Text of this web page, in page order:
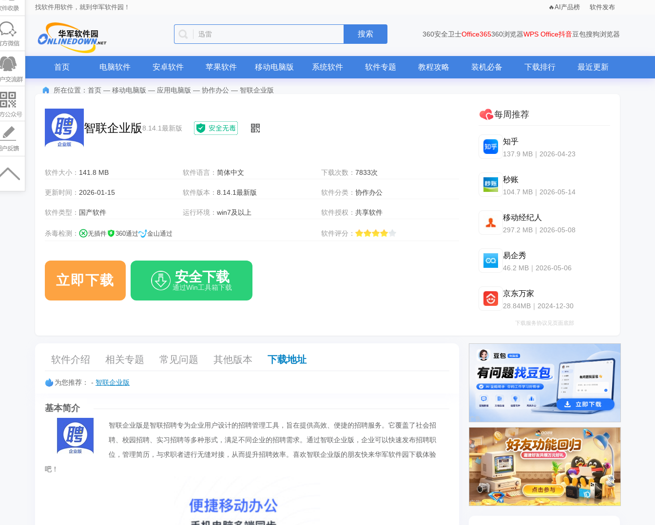
找软件用软件，就到华军软件园！ AI产品榜 软件发布
迅雷 搜索 360安全卫士Office365360浏览器WPS Office抖音豆包搜狗浏览器
首页 电脑软件 安卓软件 苹果软件 移动电脑版 系统软件 软件专题 教程攻略 装机必备 下载排行 最近更新
所在位置： 首页 — 移动电脑版 — 应用电脑版 — 协作办公 — 智联企业版
智联企业版8.14.1最新版
软件大小： 141.8 MB 软件语言：简体中文 下载次数： 7833次
更新时间： 2026-01-15 软件版本：8.14.1最新版 软件分类： 协作办公
软件类型： 国产软件 运行环境：win7及以上 软件授权： 共享软件
杀毒检测： 无插件 360通过 金山通过 软件评分：
立即下载 安全下载
通过Win工具箱下载
每周推荐
知乎
137.9 MB｜2026-04-23
秒账
104.7 MB｜2026-05-14
移动经纪人
297.2 MB｜2026-05-08
易企秀
46.2 MB｜2026-05-06
京东万家
28.84MB｜2024-12-30
下载服务协议见页面底部
软件介绍 相关专题 常见问题 其他版本 下载地址
为您推荐： - 智联企业版
基本简介
智联企业版是智联招聘专为企业用户设计的招聘管理工具，旨在提供高效、便捷的招聘服务。它覆盖了社会招
聘、校园招聘、实习招聘等多种形式，满足不同企业的招聘需求。通过智联企业版，企业可以快速发布招聘职
位，管理简历，与求职者进行无缝对接，从而提升招聘效率。喜欢智联企业版的朋友快来华军软件园下载体验
吧！
广告
广告